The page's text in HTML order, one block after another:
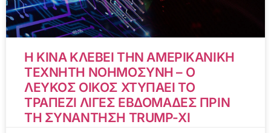
Η ΚΙΝΑ ΚΛΕΒΕΙ ΤΗΝ ΑΜΕΡΙΚΑΝΙΚΗ
ΤΕΧΝΗΤΗ ΝΟΗΜΟΣΥΝΗ – Ο
ΛΕΥΚΟΣ ΟΙΚΟΣ ΧΤΥΠΑΕΙ ΤΟ
ΤΡΑΠΕΖΙ ΛΙΓΕΣ ΕΒΔΟΜΑΔΕΣ ΠΡΙΝ
ΤΗ ΣΥΝΑΝΤΗΣΗ TRUMP-XI